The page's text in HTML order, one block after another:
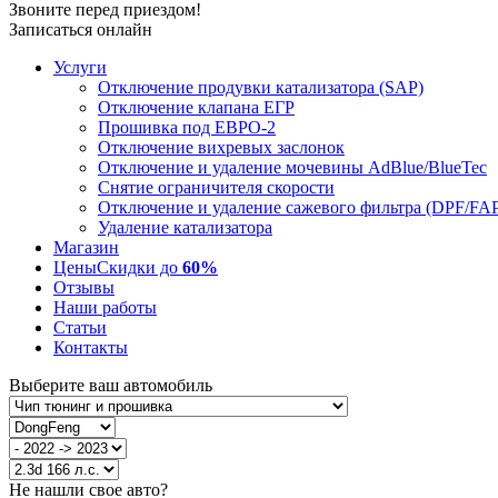
Звоните перед приездом!
Записаться онлайн
Услуги
Отключение продувки катализатора (SAP)
Отключение клапана ЕГР
Прошивка под ЕВРО-2
Отключение вихревых заслонок
Отключение и удаление мочевины AdBlue/BlueTec
Снятие ограничителя скорости
Отключение и удаление сажевого фильтра (DPF/
Удаление катализатора
Магазин
ЦеныСкидки до 60%
Отзывы
Наши работы
Статьи
Контакты
Выберите ваш автомобиль
Не нашли свое авто?